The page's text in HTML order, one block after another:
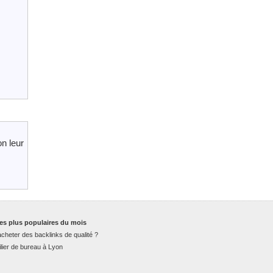
leur
plus populaires du mois
des backlinks de qualité ?
de bureau à Lyon